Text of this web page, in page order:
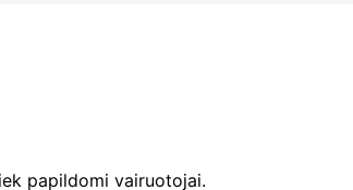
papildomi vairuotojai.